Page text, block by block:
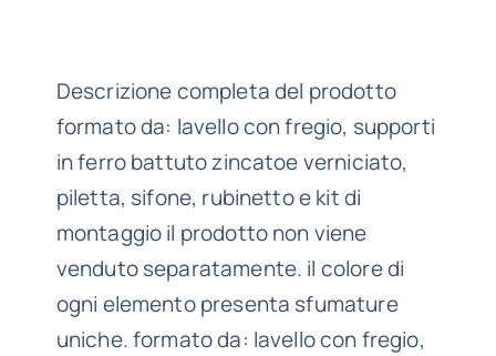
Descrizione completa del prodotto
formato da: lavello con fregio, supporti
in ferro battuto zincatoe verniciato,
piletta, sifone, rubinetto e kit di
montaggio il prodotto non viene
venduto separatamente. il colore di
ogni elemento presenta sfumature
uniche. formato da: lavello con fregio,